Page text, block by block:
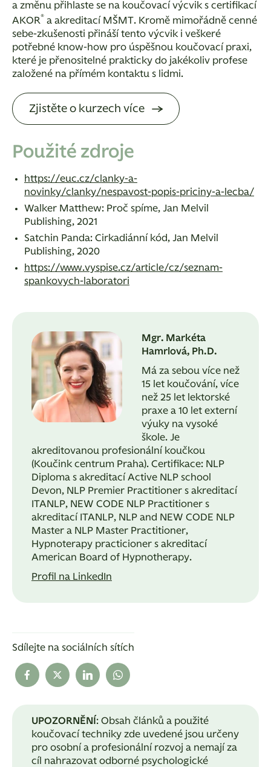
a změnu přihlaste se na koučovací výcvik s certifikací
AKOR® a akreditací MŠMT. Kromě mimořádně cenné
sebe-zkušenosti přináší tento výcvik i veškeré
potřebné know-how pro úspěšnou koučovací praxi,
které je přenositelné prakticky do jakékoliv profese
založené na přímém kontaktu s lidmi.
Zjistěte o kurzech více
Použité zdroje
https://euc.cz/clanky-a-
novinky/clanky/nespavost-popis-priciny-a-lecba/
Walker Matthew: Proč spíme, Jan Melvil
Publishing, 2021
Satchin Panda: Cirkadiánní kód, Jan Melvil
Publishing, 2020
https://www.vyspise.cz/article/cz/seznam-
spankovych-laboratori
Mgr. Markéta
Hamrlová, Ph.D.
Má za sebou více než
15 let koučování, více
než 25 let lektorské
praxe a 10 let externí
výuky na vysoké
škole. Je
akreditovanou profesionální koučkou
(Koučink centrum Praha). Certifikace: NLP
Diploma s akreditací Active NLP school
Devon, NLP Premier Practitioner s akreditací
ITANLP, NEW CODE NLP Practitioner s
akreditací ITANLP, NLP and NEW CODE NLP
Master a NLP Master Practitioner,
Hypnoterapy practicioner s akreditací
American Board of Hypnotherapy.
Profil na LinkedIn
Sdílejte na sociálních sítích
UPOZORNĚNÍ : Obsah článků a použité
koučovací techniky zde uvedené jsou určeny
pro osobní a profesionální rozvoj a nemají za
cíl nahrazovat odborné psychologické